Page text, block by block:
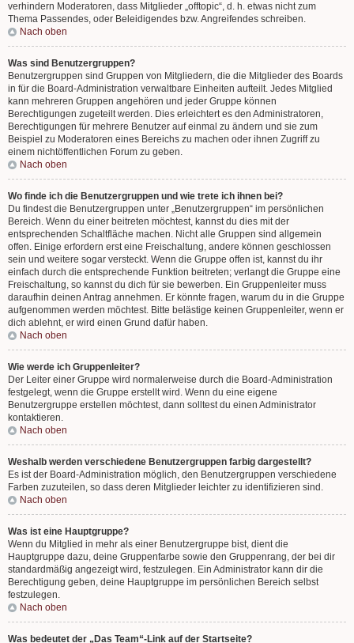
verhindern Moderatoren, dass Mitglieder „offtopic“, d. h. etwas nicht zum
Thema Passendes, oder Beleidigendes bzw. Angreifendes schreiben.
Nach oben
Was sind Benutzergruppen?
Benutzergruppen sind Gruppen von Mitgliedern, die die Mitglieder des Boards
in für die Board-Administration verwaltbare Einheiten aufteilt. Jedes Mitglied
kann mehreren Gruppen angehören und jeder Gruppe können
Berechtigungen zugeteilt werden. Dies erleichtert es den Administratoren,
Berechtigungen für mehrere Benutzer auf einmal zu ändern und sie zum
Beispiel zu Moderatoren eines Bereichs zu machen oder ihnen Zugriff zu
einem nichtöffentlichen Forum zu geben.
Nach oben
Wo finde ich die Benutzergruppen und wie trete ich ihnen bei?
Du findest die Benutzergruppen unter „Benutzergruppen“ im persönlichen
Bereich. Wenn du einer beitreten möchtest, kannst du dies mit der
entsprechenden Schaltfläche machen. Nicht alle Gruppen sind allgemein
offen. Einige erfordern erst eine Freischaltung, andere können geschlossen
sein und weitere sogar versteckt. Wenn die Gruppe offen ist, kannst du ihr
einfach durch die entsprechende Funktion beitreten; verlangt die Gruppe eine
Freischaltung, so kannst du dich für sie bewerben. Ein Gruppenleiter muss
daraufhin deinen Antrag annehmen. Er könnte fragen, warum du in die Gruppe
aufgenommen werden möchtest. Bitte belästige keinen Gruppenleiter, wenn er
dich ablehnt, er wird einen Grund dafür haben.
Nach oben
Wie werde ich Gruppenleiter?
Der Leiter einer Gruppe wird normalerweise durch die Board-Administration
festgelegt, wenn die Gruppe erstellt wird. Wenn du eine eigene
Benutzergruppe erstellen möchtest, dann solltest du einen Administrator
kontaktieren.
Nach oben
Weshalb werden verschiedene Benutzergruppen farbig dargestellt?
Es ist der Board-Administration möglich, den Benutzergruppen verschiedene
Farben zuzuteilen, so dass deren Mitglieder leichter zu identifizieren sind.
Nach oben
Was ist eine Hauptgruppe?
Wenn du Mitglied in mehr als einer Benutzergruppe bist, dient die
Hauptgruppe dazu, deine Gruppenfarbe sowie den Gruppenrang, der bei dir
standardmäßig angezeigt wird, festzulegen. Ein Administrator kann dir die
Berechtigung geben, deine Hauptgruppe im persönlichen Bereich selbst
festzulegen.
Nach oben
Was bedeutet der „Das Team“-Link auf der Startseite?